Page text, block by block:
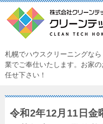
札幌でハウスクリーニングな
業でご奉仕いたします。お家
任せ下さい！
令和2年12月11日